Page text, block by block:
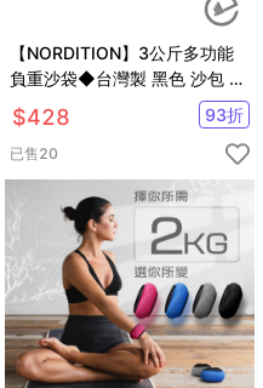
【NORDITION】3公斤多功能
負重沙袋◆台灣製 黑色 沙包 綁
腿 運動 負重 復健 長照 跑步 瑜
珈 重訓 腳力 田徑
$428 93折
已售20